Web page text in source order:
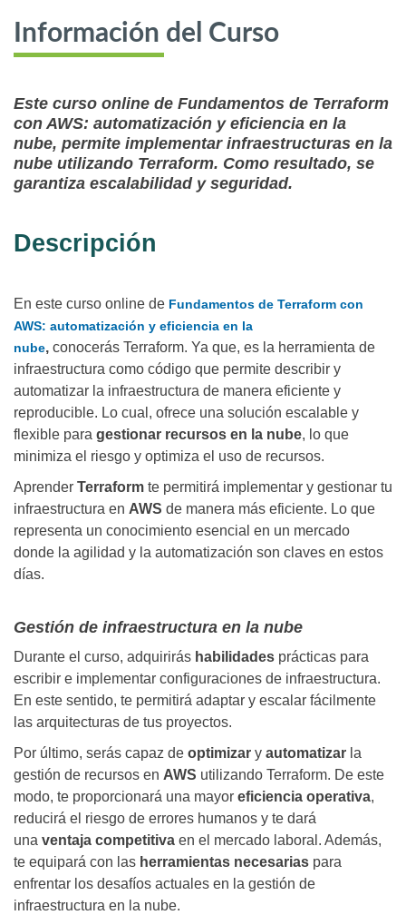
Información del Curso
Este curso online de Fundamentos de Terraform
con AWS: automatización y eficiencia en la
nube, permite implementar infraestructuras en la
nube utilizando Terraform. Como resultado, se
garantiza escalabilidad y seguridad.
Descripción
En este curso online de Fundamentos de Terraform con
AWS: automatización y eficiencia en la
nube, conocerás Terraform. Ya que, es la herramienta de
infraestructura como código que permite describir y
automatizar la infraestructura de manera eficiente y
reproducible. Lo cual, ofrece una solución escalable y
flexible para gestionar recursos en la nube, lo que
minimiza el riesgo y optimiza el uso de recursos.
Aprender Terraform te permitirá implementar y gestionar tu
infraestructura en AWS de manera más eficiente. Lo que
representa un conocimiento esencial en un mercado
donde la agilidad y la automatización son claves en estos
días.
Gestión de infraestructura en la nube
Durante el curso, adquirirás habilidades prácticas para
escribir e implementar configuraciones de infraestructura.
En este sentido, te permitirá adaptar y escalar fácilmente
las arquitecturas de tus proyectos.
Por último, serás capaz de optimizar y automatizar la
gestión de recursos en AWS utilizando Terraform. De este
modo, te proporcionará una mayor eficiencia operativa,
reducirá el riesgo de errores humanos y te dará
una ventaja competitiva en el mercado laboral. Además,
te equipará con las herramientas necesarias para
enfrentar los desafíos actuales en la gestión de
infraestructura en la nube.